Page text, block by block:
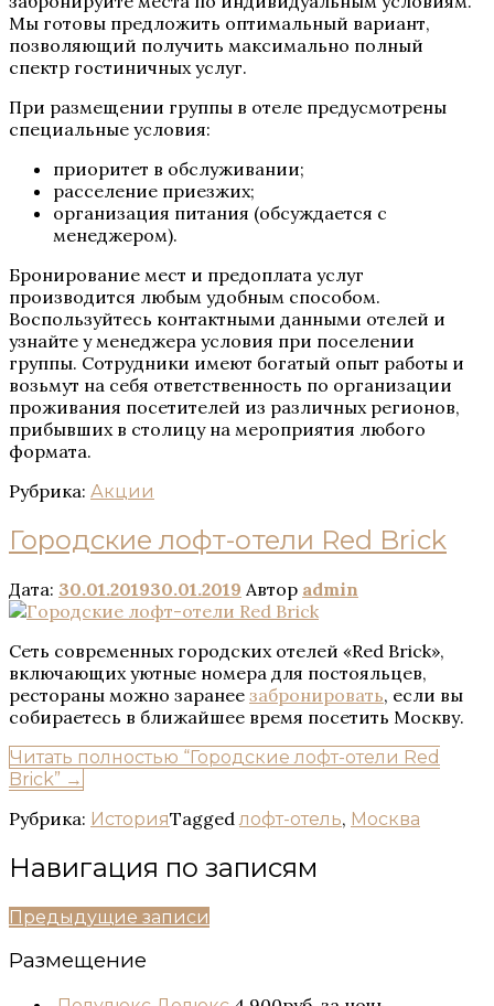
Мы готовы предложить оптимальный вариант,
позволяющий получить максимально полный
спектр гостиничных услуг.
При размещении группы в отеле предусмотрены
специальные условия:
приоритет в обслуживании;
расселение приезжих;
организация питания (обсуждается с
менеджером).
Бронирование мест и предоплата услуг
производится любым удобным способом.
Воспользуйтесь контактными данными отелей и
узнайте у менеджера условия при поселении
группы. Сотрудники имеют богатый опыт работы и
возьмут на себя ответственность по организации
проживания посетителей из различных регионов,
прибывших в столицу на мероприятия любого
формата.
Рубрика: Акции
Городские лофт-отели Red Brick
Дата: 30.01.201930.01.2019 Автор admin
Сеть современных городских отелей «Red Brick»,
включающих уютные номера для постояльцев,
рестораны можно заранее забронировать, если вы
собираетесь в ближайшее время посетить Москву.
Читать полностью “Городские лофт-отели Red
Brick” →
Рубрика: ИсторияTagged лофт-отель, Москва
Навигация по записям
Предыдущие записи
Размещение